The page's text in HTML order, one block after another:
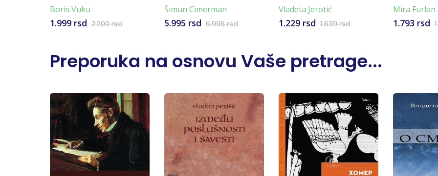
Boris Vuku
1.999 rsd 2.200 rsd
KARTA)
Šimun Cimerman
5.995 rsd 6.996 rsd
Vladeta Jerotić
1.229 rsd 1.639 rsd
Mira Furlan
1.793 rsd
Preporuka na osnovu Vaše pretrage...